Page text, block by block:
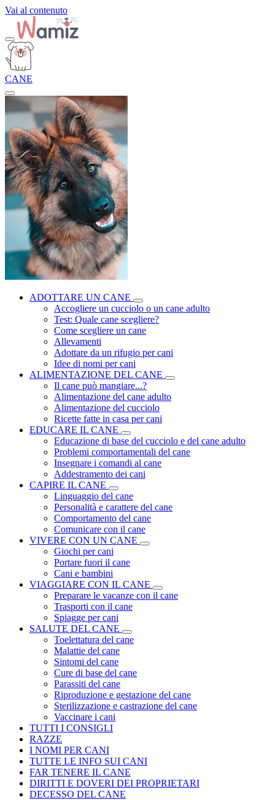
Vai al contenuto
CANE
ADOTTARE UN CANE
Accogliere un cucciolo o un cane adulto
Test: Quale cane scegliere?
Come scegliere un cane
Allevamenti
Adottare da un rifugio per cani
Idee di nomi per cani
ALIMENTAZIONE DEL CANE
Il cane può mangiare...?
Alimentazione del cane adulto
Alimentazione del cucciolo
Ricette fatte in casa per cani
EDUCARE IL CANE
Educazione di base del cucciolo e del cane adulto
Problemi comportamentali del cane
Insegnare i comandi al cane
Addestramento dei cani
CAPIRE IL CANE
Linguaggio del cane
Personalità e carattere del cane
Comportamento del cane
Comunicare con il cane
VIVERE CON UN CANE
Giochi per cani
Portare fuori il cane
Cani e bambini
VIAGGIARE CON IL CANE
Preparare le vacanze con il cane
Trasporti con il cane
Spiagge per cani
SALUTE DEL CANE
Toelettatura del cane
Malattie del cane
Sintomi del cane
Cure di base del cane
Parassiti del cane
Riproduzione e gestazione del cane
Sterilizzazione e castrazione del cane
Vaccinare i cani
TUTTI I CONSIGLI
RAZZE
I NOMI PER CANI
TUTTE LE INFO SUI CANI
FAR TENERE IL CANE
DIRITTI E DOVERI DEI PROPRIETARI
DECESSO DEL CANE